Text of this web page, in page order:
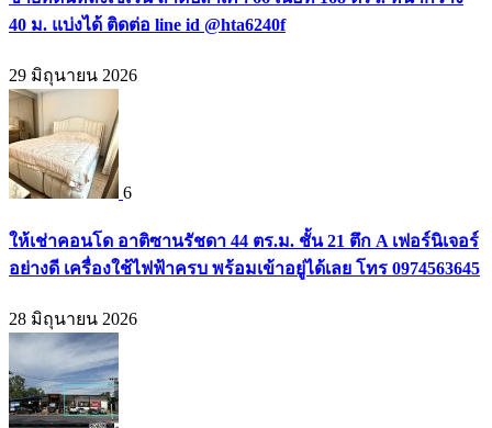
40 ม. แบ่งได้ ติดต่อ line id @hta6240f
29 มิถุนายน 2026
6
ให้เช่าคอนโด อาติซานรัชดา 44 ตร.ม. ชั้น 21 ตึก A เฟอร์นิเจอร์
อย่างดี เครื่องใช้ไฟฟ้าครบ พร้อมเข้าอยู่ได้เลย โทร 0974563645
28 มิถุนายน 2026